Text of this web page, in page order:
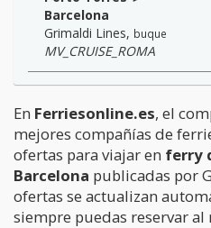
Barcelona
Grimaldi Lines, buque
MV_CRUISE_ROMA
En Ferriesonline.es, el
mejores compañías de
ofertas para viajar en ferry
Barcelona publicadas por
ofertas se actualizan
siempre puedas reservar al